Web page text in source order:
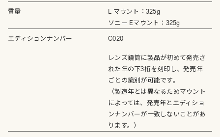
質量
L マウント：325g
ソニー Eマウント：325g
エディションナンバー C020
レンズ鏡筒に製品が初めて発売さ
れた年の下3桁を刻印し、発売年
ごとの識別が可能です。
（製造年とは異なるためマウント
によっては、発売年とエディショ
ンナンバーが一致しないことがあ
ります。）